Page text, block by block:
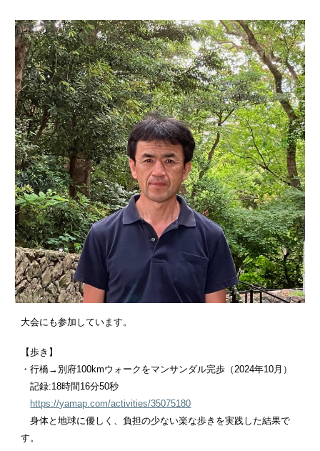
大会にも参加しています。
【歩き】
・行橋→別府100kmウォークをマンサンダル完歩（2024年10月）
記録:18時間16分50秒
https://yamap.com/activities/35075180
身体と地球に優しく、負担の少ない楽な歩きを実践した結果で
す。